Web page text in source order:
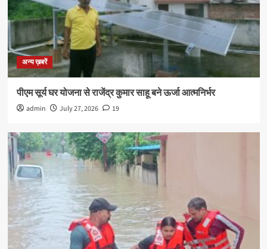
अन्य ख़बरें
पीएम सूर्य घर योजना से राजेंद्र कुमार साहू बने ऊर्जा आत्मनिर्भर
admin July 27, 2026 19